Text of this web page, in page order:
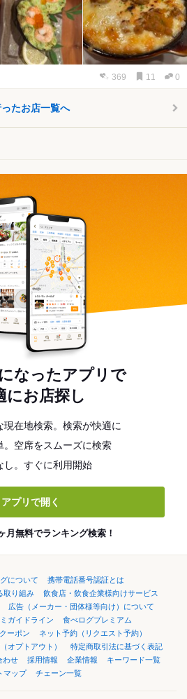
369 11 0
たお店一覧へ
なったアプリで
にお店探し
現在地検索。検索が快適に
。空席をスムーズに検索
し。すぐに利用開始
アプリで開く
月無料でランキング検索！
について
携帯電話番号認証とは
取り組み
飲食店・飲食企業様向けサービス
広告（メーカー・団体様等向け）について
ガイドライン
食べログプレミアム
ーポン
ネット予約（リクエスト予約）
オプトアウト）
特定商取引法に基づく表記
わせ 採用情報 企業情報
キーワード一覧
マップ
チェーン一覧